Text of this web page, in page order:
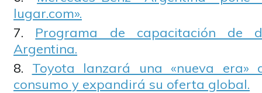
lugar.com».
Programa de capacitación de
Argentina.
Toyota lanzará una «nueva
consumo y expandirá su oferta global.